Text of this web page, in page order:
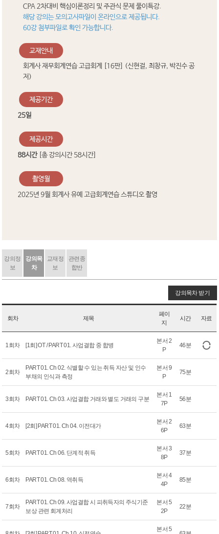
CPA 2차대비 핵심이론정리 및 주관식 문제 풀이특강.
해당 강의는 모의고사파일이 온라인으로 제공됩니다.
60강 첨부파일로 확인 가능합니다.
교재안내
회계사 재무회계연습 고급회계 [16판] (신현걸, 최창규, 박진수 공
저)
제공기간
25일
제공시간
88시간[총 강의시간 58시간]
촬영월
2025년 9월 회계사 유예 고급회계연습 스튜디오 촬영
강의정
보
강의목
차
교재정
보
관련종
합반
강의목차 받기
회차 제목
페이
지
시간 자료
1회차 [1회] OT / PART 01. 사업결합 중 합병
본서 2
P
46분
2회차
PART 01. Ch 02. 식별할 수 있는 취득 자산 및 인수
부채의 인식과 측정
본서 9
P
75분
3회차 PART 01. Ch 03. 사업결합 거래와 별도 거래의 구분
본서 1
7P
56분
4회차 [2회] PART 01. Ch 04. 이전대가
본서 2
6P
63분
5회차 PART 01. Ch 06. 단계적 취득
본서 3
8P
37분
6회차 PART 01. Ch 08. 역취득
본서 4
4P
85분
7회차
PART 01. Ch 09. 사업결합 시 피취득자의 주식기준
보상 관련 회계처리
본서 5
2P
22분
본서 5